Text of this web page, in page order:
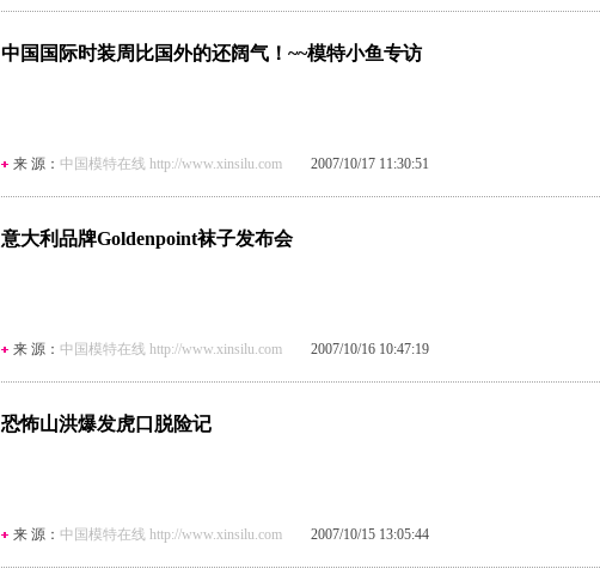
中国国际时装周比国外的还阔气！~~模特小鱼专访
来 源： 中国模特在线 http://www.xinsilu.com 2007/10/17 11:30:51
意大利品牌Goldenpoint袜子发布会
来 源： 中国模特在线 http://www.xinsilu.com 2007/10/16 10:47:19
恐怖山洪爆发虎口脱险记
来 源： 中国模特在线 http://www.xinsilu.com 2007/10/15 13:05:44